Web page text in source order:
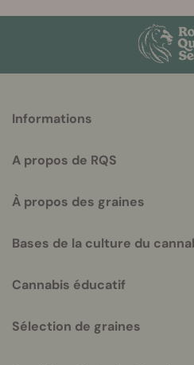
helpful
Informations
A propos de RQS
À propos des graines
Bases de la culture du
Cannabis éducatif
Sélection de graines